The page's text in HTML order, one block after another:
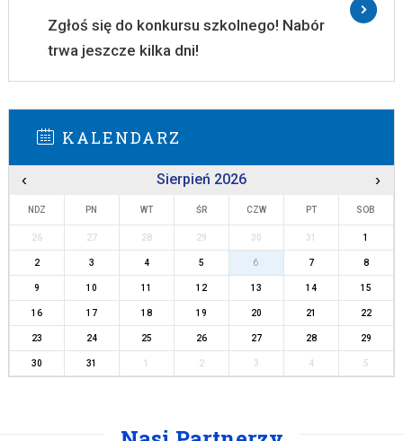
Zgłoś się do konkursu szkolnego! Nabór
trwa jeszcze kilka dni!
KALENDARZ
‹ Sierpień 2026 ›
NDZ PN WT ŚR CZW PT SOB
26 27 28 29 30 31 1
2 3 4 5 6 7 8
9 10 11 12 13 14 15
16 17 18 19 20 21 22
23 24 25 26 27 28 29
30 31 2 3 4 5